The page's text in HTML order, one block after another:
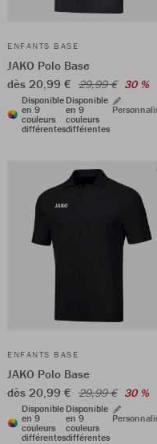
ENFANTS BASE
JAKO Polo Base
dès 20,99 € 29,99 € 30 %
Disponible
en 9
couleurs
différentes
Disponible
en 9
couleurs
différentes
ENFANTS BASE
JAKO Polo Base
dès 20,99 € 29,99 € 30 %
Disponible
en 9
couleurs
différentes
Disponible
en 9
couleurs
différentes